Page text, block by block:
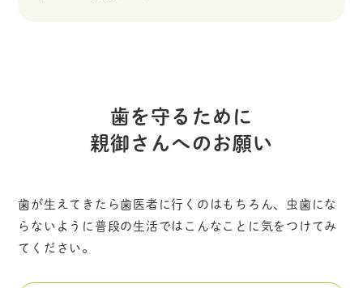
歯を守るために
親御さんへのお願い
歯が生えてきたら歯医者に行くのはもちろん、虫歯にな
らないように普段の生活ではこんなことに気をつけてみ
てください。